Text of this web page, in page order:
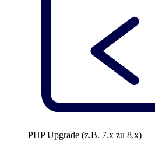
PHP Upgrade (z.B. 7.x zu 8.x)